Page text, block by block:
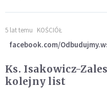
5 lat temu KOŚCIÓŁ
facebook.com/
Ks. Isakowicz-
kolejny list